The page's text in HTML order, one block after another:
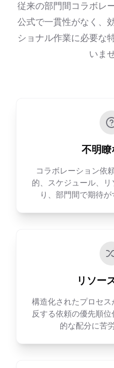
従来の部門間コラボレ
公式で一貫性がなく、
ショナル作業に必要な
いま
不明
コラボレーション依
的、スケジュール、
り、部門間で期待が
リソー
構造化されたプロセ
反する依頼の優先順
的な配分に苦